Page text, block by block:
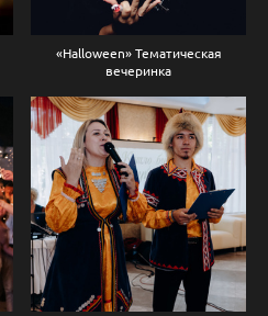
«Halloween» Тематическая
вечеринка